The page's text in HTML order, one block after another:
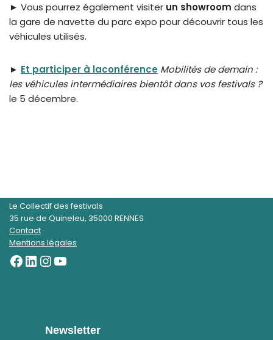
► Vous pourrez également visiter un showroom dans
la gare de navette du parc expo pour découvrir tous les
véhicules utilisés.
► Et participer à laconférence Mobilités de demain :
les véhicules intermédiaires bientôt dans vos festivals ?
le 5 décembre.
Le Collectif des festivals
35 rue de Quineleu, 35000 RENNES
Contact
Mentions légales